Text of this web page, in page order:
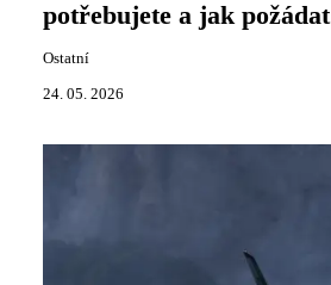
potřebujete a jak požádat
Ostatní
24. 05. 2026